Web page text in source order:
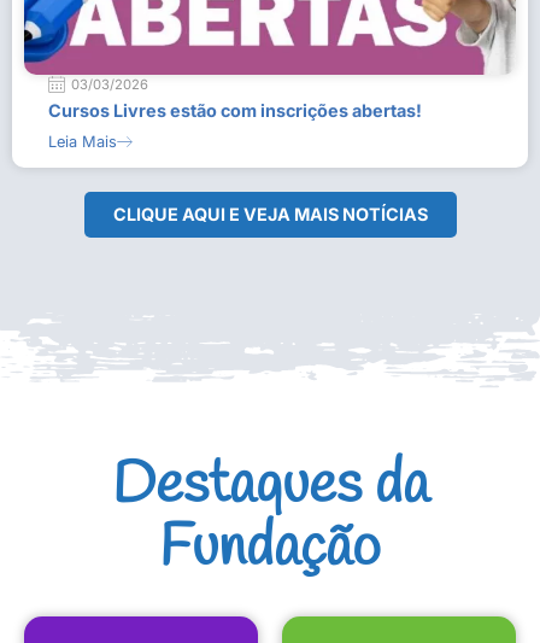
03/03/2026
Cursos Livres estão com inscrições abertas!
Leia Mais
CLIQUE AQUI E VEJA MAIS NOTÍCIAS
Destaques da
Fundação